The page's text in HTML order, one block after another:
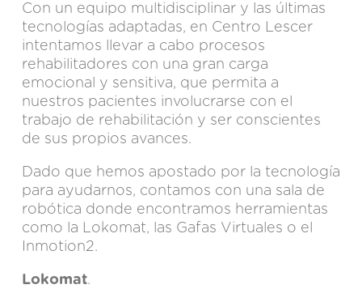
Con un equipo multidisciplinar y las últimas
tecnologías adaptadas, en Centro Lescer
intentamos llevar a cabo procesos
rehabilitadores con una gran carga
emocional y sensitiva, que permita a
nuestros pacientes involucrarse con el
trabajo de rehabilitación y ser conscientes
de sus propios avances.
Dado que hemos apostado por la tecnología
para ayudarnos, contamos con una sala de
robótica donde encontramos herramientas
como la Lokomat, las Gafas Virtuales o el
Inmotion2.
Lokomat.